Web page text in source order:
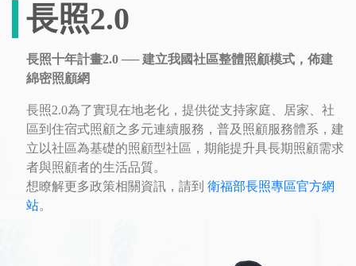
長照2.0
長照十年計畫2.0 ── 建立我國社區整體照顧模式，佈建
綿密照顧網
長照2.0為了實現在地老化，提供從支持家庭、居家、社
區到住宿式照顧之多元連續服務，普及照顧服務體系，建
立以社區為基礎的照顧型社區，期能提升具長期照顧需求
者與照顧者的生活品質。
想瞭解更多政策相關資訊，請到 衛福部長照專區官方網
站。